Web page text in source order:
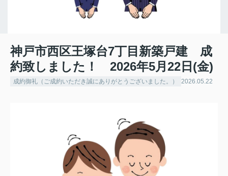
神戸市西区王塚台7丁目新築戸建 成
約致しました！ 2026年5月22日(金)
成約御礼（ご成約いただき誠にありがとうございました。） 2026.05.22